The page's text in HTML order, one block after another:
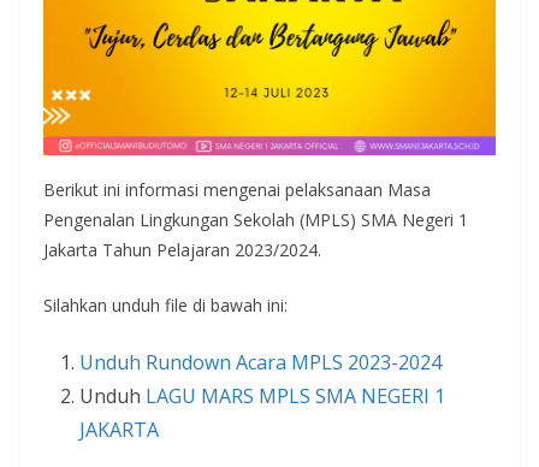
Berikut ini informasi mengenai pelaksanaan Masa
Pengenalan Lingkungan Sekolah (MPLS) SMA Negeri 1
Jakarta Tahun Pelajaran 2023/2024.
Silahkan unduh file di bawah ini:
Unduh Rundown Acara MPLS 2023-2024
Unduh LAGU MARS MPLS SMA NEGERI 1
JAKARTA